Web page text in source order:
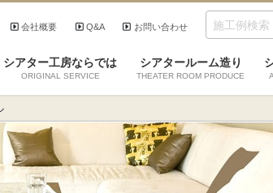
お問い合わせ
Q&A
会社概要
シアター工房ならでは
ORIGINAL SERVICE
シアタールーム造り
THEATER ROOM PRODUCE